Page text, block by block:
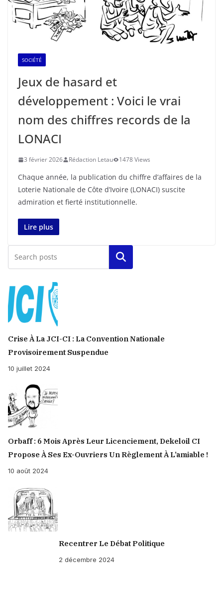
SOCIÉTÉ
Jeux de hasard et
développement : Voici le vrai
nom des chiffres records de la
LONACI
3 février 2026 Rédaction Letau 1478 Views
Chaque année, la publication du chiffre d’affaires de la
Loterie Nationale de Côte d’Ivoire (LONACI) suscite
admiration et fierté institutionnelle.
Lire plus
Rechercher
Crise À La JCI-CI : La Convention Nationale
Provisoirement Suspendue
10 juillet 2024
Orbaff : 6 Mois Après Leur Licenciement, Dekeloil CI
Propose À Ses Ex-Ouvriers Un Règlement À L’amiable !
10 août 2024
Recentrer Le Débat Politique
2 décembre 2024